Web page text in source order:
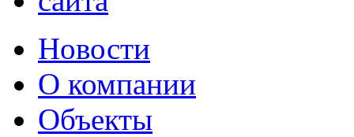
Новости
О компании
Объекты